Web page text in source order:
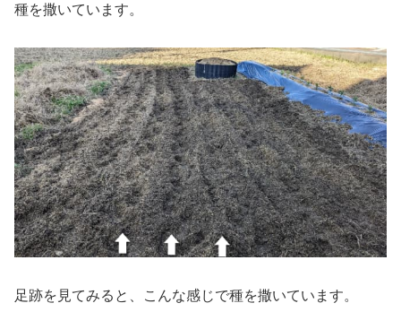
種を撒いています。
足跡を見てみると、こんな感じで種を撒いています。